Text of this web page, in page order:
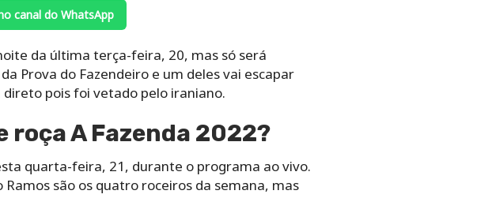
canal do WhatsApp
da última terça-feira, 20, mas só será
Prova do Fazendeiro e um deles vai escapar
pois foi vetado pelo iraniano.
roça A Fazenda 2022?
quarta-feira, 21, durante o programa ao vivo.
são os quatro roceiros da semana, mas